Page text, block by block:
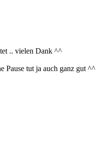
.. vielen Dank ^^
Pause tut ja auch ganz gut ^^